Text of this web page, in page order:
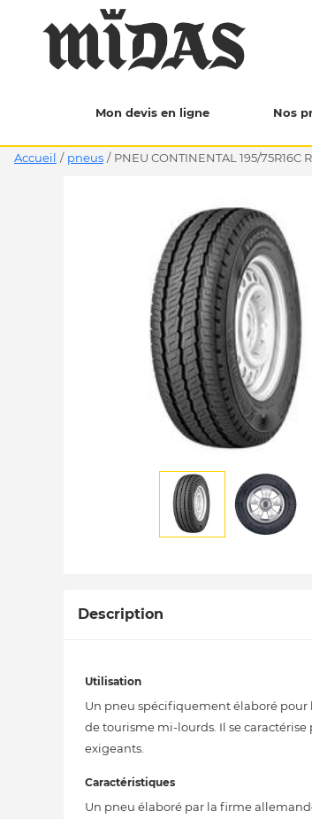
Mon devis en ligne Nos
Accueil / pneus / PNEU CONTINENTAL 195/
Description
Utilisation
Un pneu spécifiquement élaboré pour
de tourisme mi-lourds. Il se
exigeants.
Caractéristiques
Un pneu élaboré par la firme